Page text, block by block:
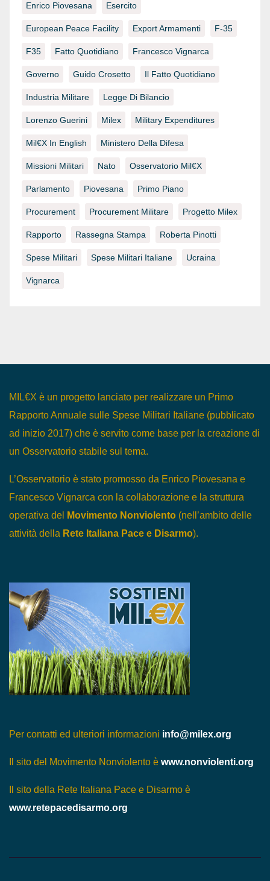
Enrico Piovesana Esercito
European Peace Facility Export Armamenti F-35
F35 Fatto Quotidiano Francesco Vignarca
Governo Guido Crosetto Il Fatto Quotidiano
Industria Militare Legge Di Bilancio
Lorenzo Guerini Milex Military Expenditures
Mil€x In English Ministero Della Difesa
Missioni Militari Nato Osservatorio Mil€x
Parlamento Piovesana Primo Piano
Procurement Procurement Militare Progetto Milex
Rapporto Rassegna Stampa Roberta Pinotti
Spese Militari Spese Militari Italiane Ucraina
Vignarca
MIL€X è un progetto lanciato per realizzare un Primo
Rapporto Annuale sulle Spese Militari Italiane (pubblicato
ad inizio 2017) che è servito come base per la creazione di
un Osservatorio stabile sul tema.
L’Osservatorio è stato promosso da Enrico Piovesana e
Francesco Vignarca con la collaborazione e la struttura
operativa del
Movimento Nonviolento (nell’ambito delle
attività della Rete Italiana Pace e Disarmo).
Per contatti ed ulteriori informazioni info@milex.org
Il sito del Movimento Nonviolento è www.nonviolenti.org
Il sito della Rete Italiana Pace e Disarmo è
www.retepacedisarmo.org